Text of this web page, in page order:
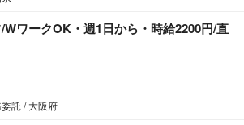
ワークOK・週1日から・時給2200円/直
託 / 大阪府